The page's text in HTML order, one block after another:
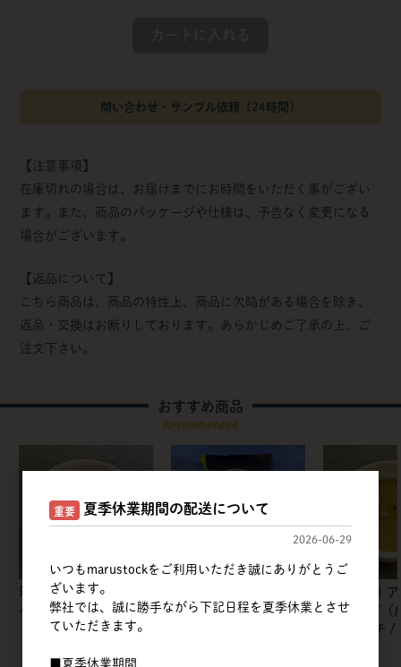
問い合わせ・サンプル依頼（24時間）
【注意事項】
在庫切れの場合は、お届けまでにお時間をいただく事がござい
ます。また、商品のパッケージや仕様は、予告なく変更になる
場合がございます。
【返品について】
こちら商品は、商品の特性上、商品に欠陥がある場合を除き、
返品・交換はお断りしております。あらかじめご了承の上、ご
注文下さい。
おすすめ商品
Recommended
筑波乳業 | ピスタチオ
ペーストT / 1kg
リー
筑波乳業 |
ペーストT（
ンドパウチ /
重要 夏季休業期間の配送について
2026-06-29
いつもmarustockをご利用いただき誠にありがとうご
ざいます。
弊社では、誠に勝手ながら下記日程を夏季休業とさせ
ていただきます。
■夏季休業期間